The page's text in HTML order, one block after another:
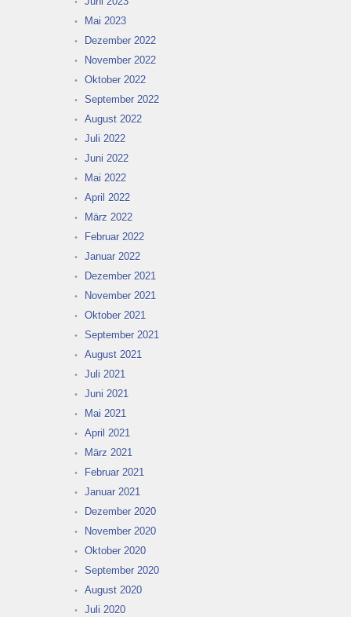
Mai 2023
Dezember 2022
November 2022
Oktober 2022
September 2022
August 2022
Juli 2022
Juni 2022
Mai 2022
April 2022
März 2022
Februar 2022
Januar 2022
Dezember 2021
November 2021
Oktober 2021
September 2021
August 2021
Juli 2021
Juni 2021
Mai 2021
April 2021
März 2021
Februar 2021
Januar 2021
Dezember 2020
November 2020
Oktober 2020
September 2020
August 2020
Juli 2020